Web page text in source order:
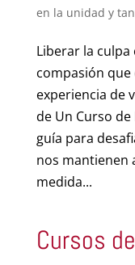
en la unidad y
Liberar la culpa
compasión
experiencia de
de Un Curso
guía para
nos mantienen
medida...
Cursos